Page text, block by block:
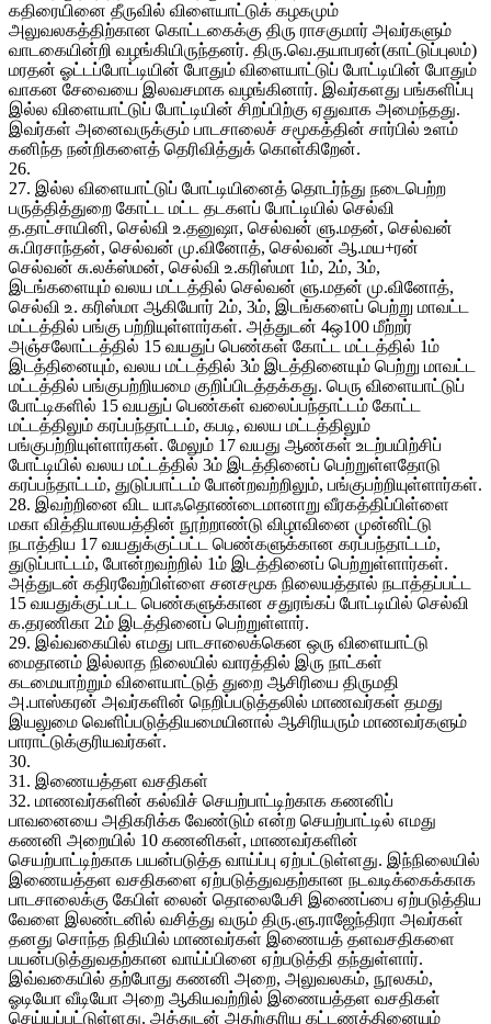
கதிரையினை தீருவில் விளையாட்டுக் கழகமும்
அலுவலகத்திற்கான கொட்டகைக்கு திரு ராசகுமார் அவர்களும்
வாடகையின்றி வழங்கியிருந்தனர். திரு.வெ.தயாபரன்(காட்டுப்புலம்)
மரதன் ஓட்டப்போட்டியின் போதும் விளையாட்டுப் போட்டியின் போதும்
வாகன சேவையை இலவசமாக வழங்கினார். இவர்களது பங்களிப்பு
இல்ல விளையாட்டுப் போட்டியின் சிறப்பிற்கு ஏதுவாக அமைந்தது.
இவர்கள் அனைவருக்கும் பாடசாலைச் சமூகத்தின் சார்பில் உளம்
கனிந்த நன்றிகளைத் தெரிவித்துக் கொள்கிறேன்.
26.
27. இல்ல விளையாட்டுப் போட்டியினைத் தொடர்ந்து நடைபெற்ற
பருத்தித்துறை கோட்ட மட்ட தடகளப் போட்டியில் செல்வி
த.தாட்சாயினி, செல்வி உ.தனுஷா, செல்வன் ளு.மதன், செல்வன்
சு.பிரசாந்தன், செல்வன் மு.வினோத், செல்வன் ஆ.மய+ரன்
செல்வன் சு.லக்ஸ்மன், செல்வி உ.கரிஸ்மா 1ம், 2ம், 3ம்,
இடங்களையும் வலய மட்டத்தில் செல்வன் ளு.மதன் மு.வினோத்,
செல்வி உ. கரிஸ்மா ஆகியோர் 2ம், 3ம், இடங்களைப் பெற்று மாவட்ட
மட்டத்தில் பங்கு பற்றியுள்ளார்கள். அத்துடன் 4ஒ100 மீற்றர்
அஞ்சலோட்டத்தில் 15 வயதுப் பெண்கள் கோட்ட மட்டத்தில் 1ம்
இடத்தினையும், வலய மட்டத்தில் 3ம் இடத்தினையும் பெற்று மாவட்ட
மட்டத்தில் பங்குபற்றியமை குறிப்பிடத்தக்கது. பெரு விளையாட்டுப்
போட்டிகளில் 15 வயதுப் பெண்கள் வலைப்பந்தாட்டம் கோட்ட
மட்டத்திலும் கரப்பந்தாட்டம், கபடி, வலய மட்டத்திலும்
பங்குபற்றியுள்ளார்கள். மேலும் 17 வயது ஆண்கள் உடற்பயிற்சிப்
போட்டியில் வலய மட்டத்தில் 3ம் இடத்தினைப் பெற்றுள்ளதோடு
கரப்பந்தாட்டம், துடுப்பாட்டம் போன்றவற்றிலும், பங்குபற்றியுள்ளார்கள்.
28. இவற்றினை விட யாஃதொண்டைமானாறு வீரகத்திப்பிள்ளை
மகா வித்தியாலயத்தின் நூற்றாண்டு விழாவினை முன்னிட்டு
நடாத்திய 17 வயதுக்குட்பட்ட பெண்களுக்கான கரப்பந்தாட்டம்,
துடுப்பாட்டம், போன்றவற்றில் 1ம் இடத்தினைப் பெற்றுள்ளார்கள்.
அத்துடன் கதிரவேற்பிள்ளை சனசமூக நிலையத்தால் நடாத்தப்பட்ட
15 வயதுக்குட்பட்ட பெண்களுக்கான சதுரங்கப் போட்டியில் செல்வி
க.தரணிகா 2ம் இடத்தினைப் பெற்றுள்ளார்.
29. இவ்வகையில் எமது பாடசாலைக்கென ஒரு விளையாட்டு
மைதானம் இல்லாத நிலையில் வாரத்தில் இரு நாட்கள்
கடமையாற்றும் விளையாட்டுத் துறை ஆசிரியை திருமதி
அ.பாஸ்கரன் அவர்களின் நெறிப்படுத்தலில் மாணவர்கள் தமது
இயலுமை வெளிப்படுத்தியமையினால் ஆசிரியரும் மாணவர்களும்
பாராட்டுக்குரியவர்கள்.
30.
31. இணையத்தள வசதிகள்
32. மாணவர்களின் கல்விச் செயற்பாட்டிற்காக கணனிப்
பாவனையை அதிகரிக்க வேண்டும் என்ற செயற்பாட்டில் எமது
கணனி அறையில் 10 கணனிகள், மாணவர்களின்
செயற்பாட்டிற்காக பயன்படுத்த வாய்ப்பு ஏற்பட்டுள்ளது. இந்நிலையில்
இணையத்தள வசதிகளை ஏற்படுத்துவதற்கான நடவடிக்கைக்காக
பாடசாலைக்கு கேபிள் லைன் தொலைபேசி இணைப்பை ஏற்படுத்திய
வேளை இலண்டனில் வசித்து வரும் திரு.ளு.ராஜேந்திரா அவர்கள்
தனது சொந்த நிதியில் மாணவர்கள் இணையத் தளவசதிகளை
பயன்படுத்துவதற்கான வாய்ப்பினை ஏற்படுத்தி தந்துள்ளார்.
இவ்வகையில் தற்போது கணனி அறை, அலுவலகம், நூலகம்,
ஓடியோ வீடியோ அறை ஆகியவற்றில் இணையத்தள வசதிகள்
செய்யப்பட்டுள்ளது. அத்துடன் அதற்குரிய கட்டணத்தினையும்